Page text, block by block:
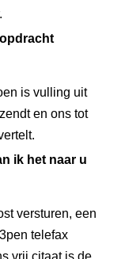
is vulling uit
en ons tot
ik het naar u
versturen, een
telefax
vrij citaat is de